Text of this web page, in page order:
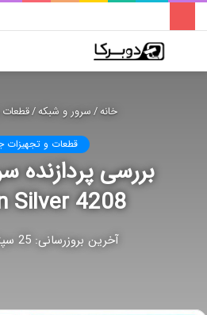
فهرست
خانه/سرور و شبکه/قطعات
قطعات و تجهیزات
Silver 4208
آخرین بروزرسانی: 25 سپتامبر 2024